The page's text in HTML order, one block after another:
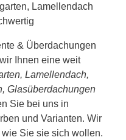
Lamellendach
& Überdachungen
Ihnen eine weit
Lamellendach,
Glasüberdachungen
Sie bei uns in
und Varianten. Wir
Sie sie sich wollen.